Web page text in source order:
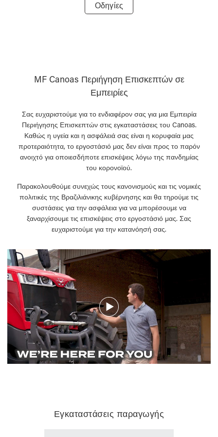
Οδηγίες
MF Canoas Περιήγηση Επισκεπτών σε
Εμπειρίες
Σας ευχαριστούμε για το ενδιαφέρον σας για μια Εμπειρία
Περιήγησης Επισκεπτών στις εγκαταστάσεις του Canoas.
Καθώς η υγεία και η ασφάλειά σας είναι η κορυφαία μας
προτεραιότητα, το εργοστάσιό μας δεν είναι προς το παρόν
ανοιχτό για οποιεσδήποτε επισκέψεις λόγω της πανδημίας
του κορονοϊού.
Παρακολουθούμε συνεχώς τους κανονισμούς και τις νομικές
πολιτικές της Βραζιλιάνικης κυβέρνησης και θα τηρούμε τις
συστάσεις για την ασφάλεια για να μπορέσουμε να
ξαναρχίσουμε τις επισκέψεις στο εργοστάσιό μας. Σας
ευχαριστούμε για την κατανόησή σας.
Εγκαταστάσεις παραγωγής